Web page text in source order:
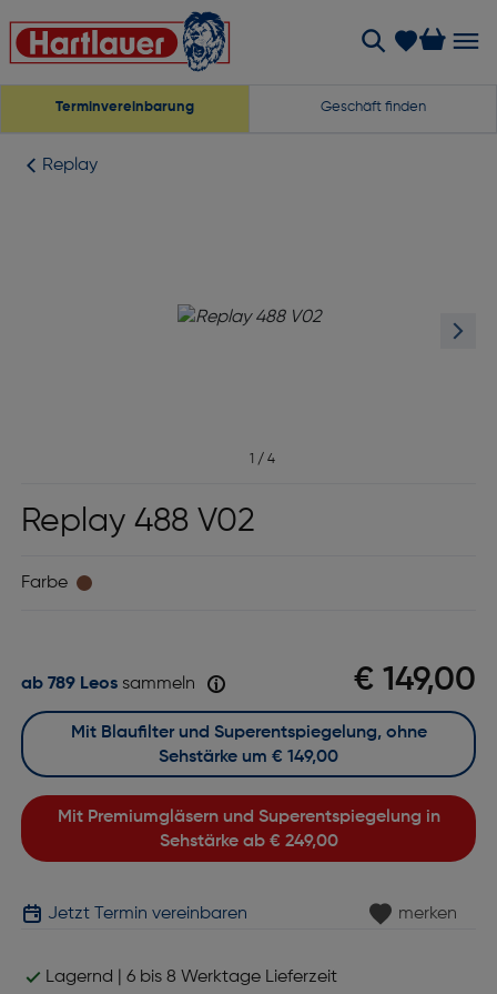
Terminvereinbarung Geschäft finden
Replay
1 / 4
Replay 488 V02
Farbe
€ 149,00
ab 789 Leossammeln
Mit Premiumgläsern und Superentspiegelung in
Sehstärke ab € 249,00
Mit Blaufilter und Superentspiegelung, ohne
Sehstärke um € 149,00
Jetzt Termin vereinbaren merken
Lagernd | 6 bis 8 Werktage Lieferzeit